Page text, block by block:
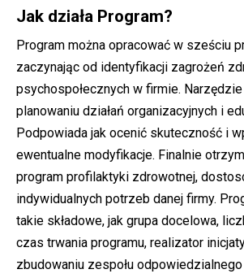
Jak działa Program?
Program można opracować w sześciu
zaczynając od identyfikacji zagrożeń
psychospołecznych w firmie.
planowaniu działań organizacyjnych i
Podpowiada jak ocenić skuteczność i
ewentualne modyfikacje. Finalnie
program profilaktyki zdrowotnej,
indywidualnych potrzeb danej firmy.
takie składowe, jak grupa docelowa,
czas trwania programu, realizator
zbudowaniu zespołu